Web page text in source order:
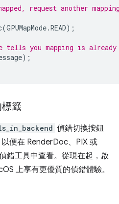
request another
(GPUMapMode.READ);
tells you mapping is already
);
籤
偵錯切換按鈕
便在 RenderDoc、PIX 或
錯工具中查看。從現在起，啟
上享有更優質的偵錯體驗。